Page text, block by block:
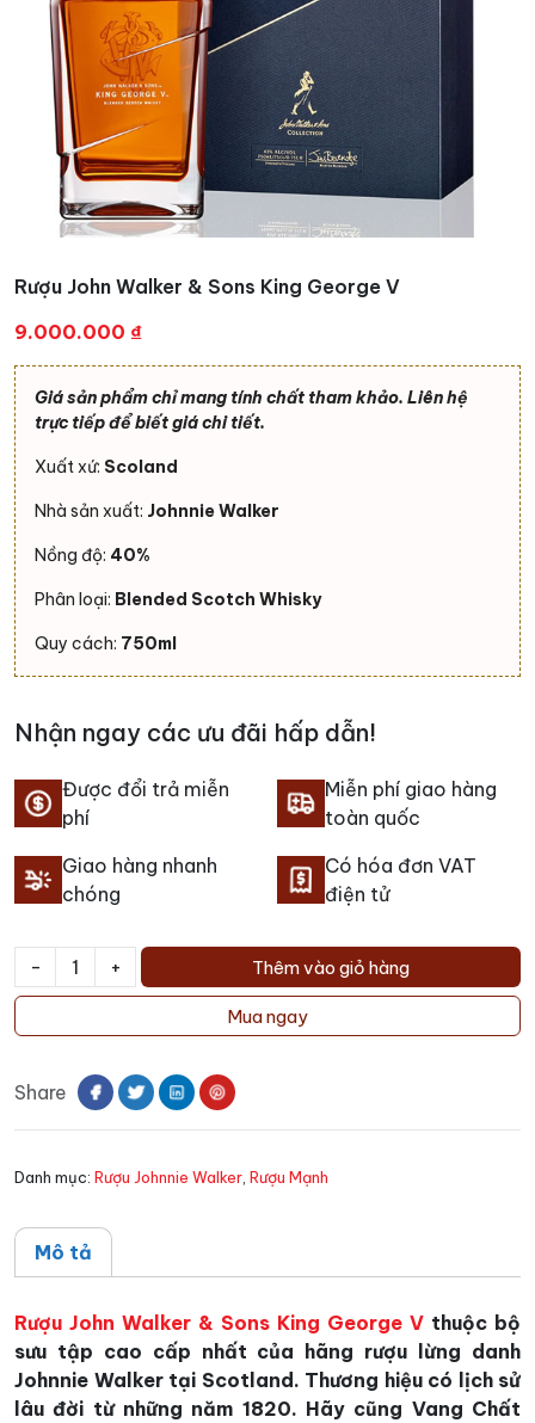
Rượu John Walker & Sons King George V
9.000.000 ₫
Giá sản phẩm chỉ mang tính chất tham khảo. Liên hệ
trực tiếp để biết giá chi tiết.
Xuất xứ: Scoland
Nhà sản xuất: Johnnie Walker
Nồng độ: 40%
Phân loại: Blended Scotch Whisky
Quy cách: 750ml
Nhận ngay các ưu đãi hấp dẫn!
Được đổi trả miễn
phí
Miễn phí giao hàng
toàn quốc
Giao hàng nhanh
chóng
Có hóa đơn VAT
điện tử
-
Rượu
Walker
Sons
V
+ Thêm vào giỏ hàng
Mua ngay
Share
Danh mục: Rượu Johnnie Walker, Rượu Mạnh
Mô tả
Rượu John Walker & Sons King George V thuộc bộ
sưu tập cao cấp nhất của hãng rượu lừng danh
Johnnie Walker tại Scotland. Thương hiệu có lịch sử
lâu đời từ những năm 1820. Hãy cũng Vang Chất